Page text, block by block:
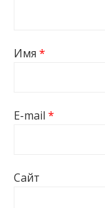
Имя *
E-mail *
Сайт